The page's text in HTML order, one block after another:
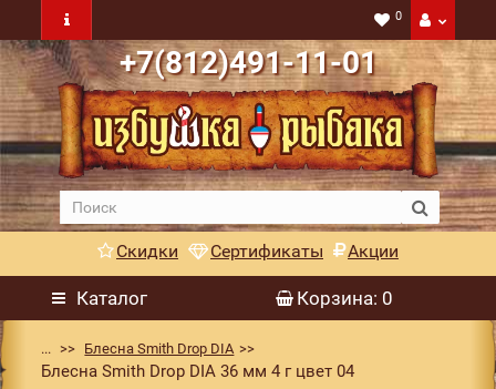
0
+7(812)491-11-01
Скидки Сертификаты Акции
Каталог Корзина: 0
... Блесна Smith Drop DIA
Блесна Smith Drop DIA 36 мм 4 г цвет 04